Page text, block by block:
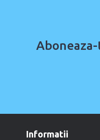
informatii